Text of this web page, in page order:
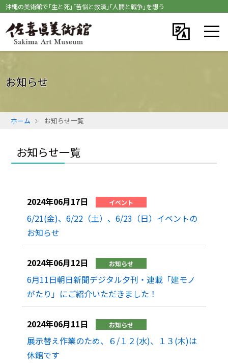
沖縄の美術館で｢生と死｣｢苦悩と救済｣｢人間と戦争｣を想う
お知らせ
ホーム お知らせ一覧
お知らせ一覧
2024年06月17日 イベント
6/21(金)、6/22（土）、6/23（日）イベントの
お知らせ
2024年06月12日 お知らせ
6月11日朝日新聞デジタル夕刊・連載「建モノ
がたり」にご紹介いただきました！
2024年06月11日 お知らせ
展示替え作業のため、６/１２(水)、１３(木)は
休館です